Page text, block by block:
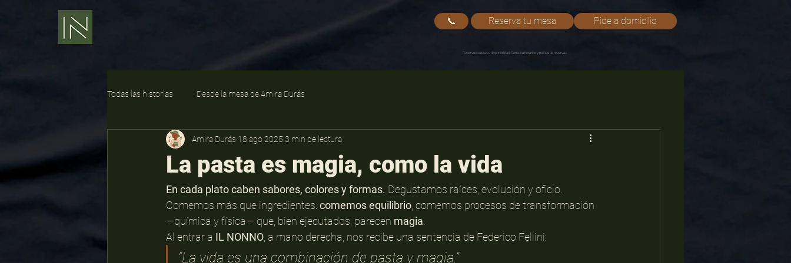
📞 Reserva tu mesa Pide a domicilio
Reservas sujetas a disponibilidad. Consulta horarios y política de reservas.
Todas las historias Desde la mesa de Amira Durás
La pasta es magia, como la vida
Amira Durás 18 ago 2025 3 min de lectura
En cada plato caben sabores, colores y formas. Degustamos raíces, evolución y oficio.
Comemos más que ingredientes: comemos equilibrio , comemos procesos de transformación
—química y física— que, bien ejecutados, parecen magia
Al entrar a IL NONNO , a mano derecha, nos recibe una sentencia de Federico Fellini:
“La vida es una combinación de pasta y magia.”